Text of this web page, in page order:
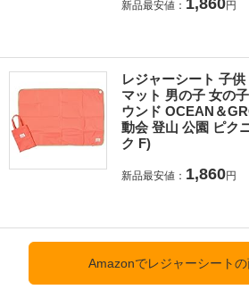
新品最安値： 円
レジャーシート 子
マット 男の子 女の
ウンド OCEAN＆
動会 登山 公園 ピク
ク F)
新品最安値： 1,860円
Amazonでレジャーシート